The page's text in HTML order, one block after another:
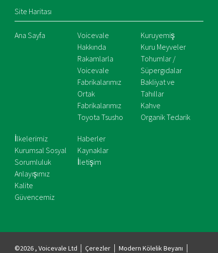
Site Haritası
Ana Sayfa
Voicevale
Hakkında
Rakamlarla
Voicevale
Fabrikalarımız
Ortak
Fabrikalarımız
Toyota Tsusho
Kuruyemiş
Kuru Meyveler
Tohumlar /
Süpergıdalar
Bakliyat ve
Tahıllar
Kahve
Organik Tedarik
İlkelerimiz
Kurumsal Sosyal
Sorumluluk
Anlayışımız
Kalite
Güvencemiz
Haberler
Kaynaklar
İletişim
©2026 , Voicevale Ltd Çerezler Modern Kölelik Beyanı